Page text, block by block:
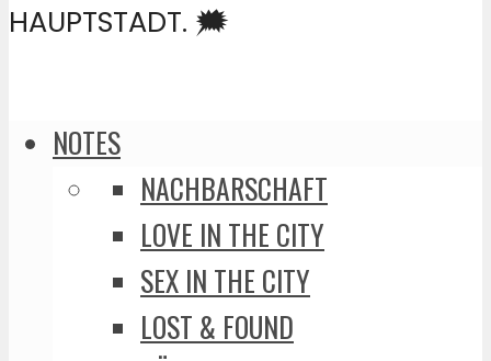
HAUPTSTADT. 🗯️
NOTES
NACHBARSCHAFT
LOVE IN THE CITY
SEX IN THE CITY
LOST & FOUND